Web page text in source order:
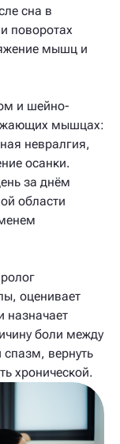
сна в
поворотах
мышц и
и шейно-
мышцах:
невралгия,
осанки.
за днём
области
оценивает
боли между
вернуть
хронической.